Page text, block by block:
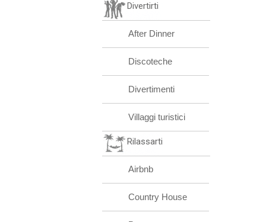
Divertirti
After Dinner
Discoteche
Divertimenti
Villaggi turistici
Rilassarti
Airbnb
Country House